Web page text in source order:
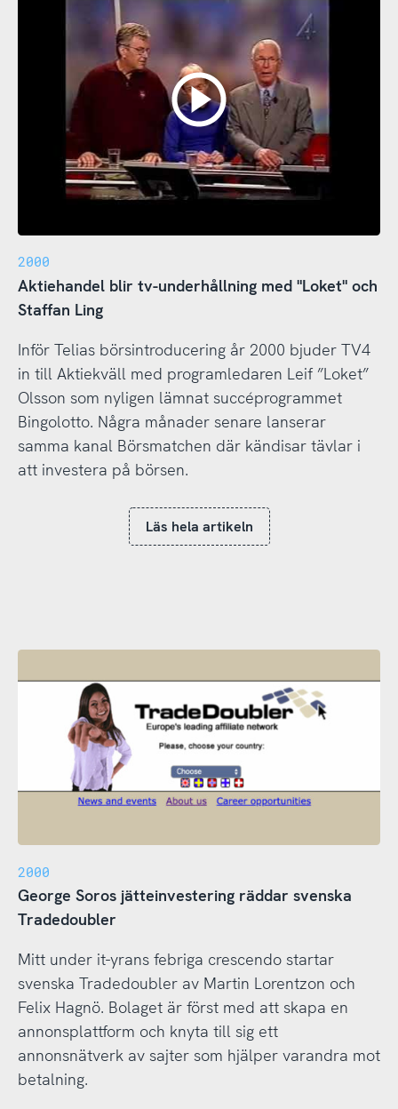
2000
Aktiehandel blir tv-underhållning med "Loket" och
Staffan Ling
Inför Telias börsintroducering år 2000 bjuder TV4
in till Aktiekväll med programledaren Leif ”Loket”
Olsson som nyligen lämnat succéprogrammet
Bingolotto. Några månader senare lanserar
samma kanal Börsmatchen där kändisar tävlar i
att investera på börsen.
Läs hela artikeln
2000
George Soros jätteinvestering räddar svenska
Tradedoubler
Mitt under it-yrans febriga crescendo startar
svenska Tradedoubler av Martin Lorentzon och
Felix Hagnö. Bolaget är först med att skapa en
annonsplattform och knyta till sig ett
annonsnätverk av sajter som hjälper varandra mot
betalning.